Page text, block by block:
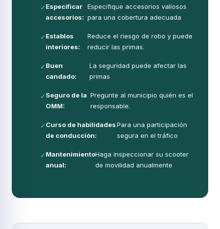
✓Especificar
accesorios:
Especifique accesorios valiosos
para una cobertura adecuada
✓Establos
interiores:
Reduce el riesgo de robo y puede
reducir las primas.
✓Buen
candado:
La seguridad puede afectar las
primas
✓Seguro de la
OMM:
Pregunte al municipio quién es el
responsable.
✓Curso de habilidades
de conducción:
Para una participación
segura en el tráfico
✓Mantenimiento
anual:
Haga inspeccionar su scooter
de movilidad anualmente